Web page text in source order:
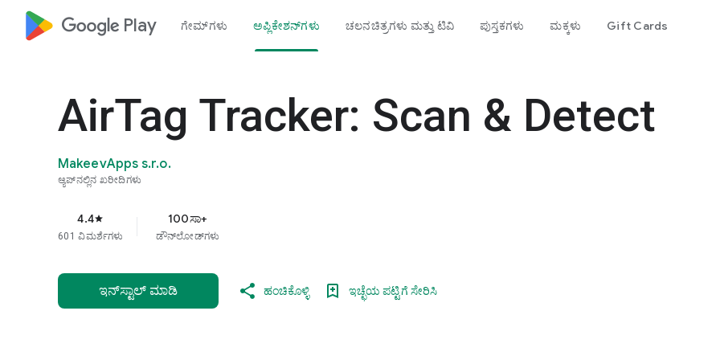
google_logo Play ಗೇಮ್‌ಗಳು ಅಪ್ಲಿಕೇಶನ್‌ಗಳು ಚಲನಚಿತ್ರಗಳು ಮತ್ತು ಟಿವಿ ಪುಸ್ತಕಗಳು ಮಕ್ಕಳು Gift Cards
AirTag Tracker: Scan & Detect
MakeevApps s.r.o.
ಆ್ಯಪ್‌ನಲ್ಲಿನ ಖರೀದಿಗಳು
4.4star
601 ವಿಮರ್ಶೆಗಳು
100ಸಾ+
ಡೌನ್‌ಲೋಡ್‌ಗಳು
ಇನ್‌ಸ್ಟಾಲ್ ಮಾಡಿ ಹಂಚಿಕೊಳ್ಳಿ ಇಚ್ಛೆಯ ಪಟ್ಟಿಗೆ ಸೇರಿಸಿ